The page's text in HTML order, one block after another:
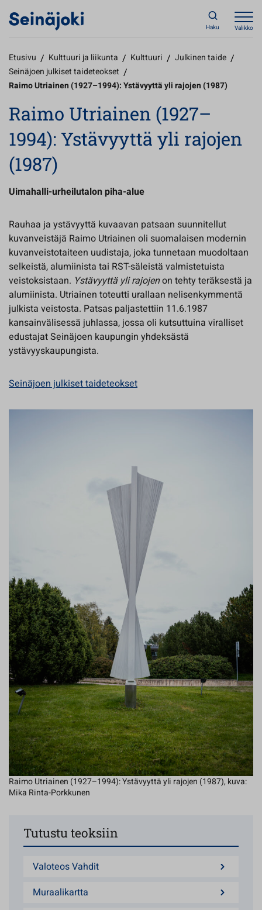
Haku Valikko
Etusivu / Kulttuuri ja liikunta / Kulttuuri / Julkinen taide /
Seinäjoen julkiset taideteokset /
Raimo Utriainen (1927–1994): Ystävyyttä yli rajojen (1987)
Raimo Utriainen (1927–
1994): Ystävyyttä yli rajojen
(1987)
Uimahalli-urheilutalon piha-alue
Rauhaa ja ystävyyttä kuvaavan patsaan suunnitellut
kuvanveistäjä Raimo Utriainen oli suomalaisen modernin
kuvanveistotaiteen uudistaja, joka tunnetaan muodoltaan
selkeistä, alumiinista tai RST-säleistä valmistetuista
veistoksistaan. Ystävyyttä yli rajojenon tehty teräksestä ja
alumiinista. Utriainen toteutti urallaan nelisenkymmentä
julkista veistosta. Patsas paljastettiin 11.6.1987
kansainvälisessä juhlassa, jossa oli kutsuttuina viralliset
edustajat Seinäjoen kaupungin yhdeksästä
ystävyyskaupungista.
Seinäjoen julkiset taideteokset
Raimo Utriainen (1927–1994): Ystävyyttä yli rajojen (1987), kuva:
Mika Rinta-Porkkunen
Tutustu teoksiin
Valoteos Vahdit
Muraalikartta